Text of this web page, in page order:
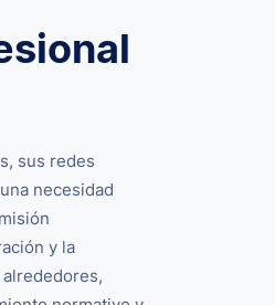
sus redes
necesidad
y la